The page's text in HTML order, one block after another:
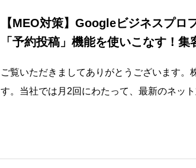
【MEO対策】Googleビジネスプロ
「予約投稿」機能を使いこなす！集
ご覧いただきましてありがとうございます。
す。当社では月2回にわたって、最新のネッ